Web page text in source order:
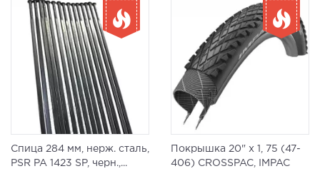
Спица 284 мм, нерж. сталь,
PSR PA 1423 SP, черн.,...
Покрышка 20" x 1, 75 (47-
406) CROSSPAC, IMPAC